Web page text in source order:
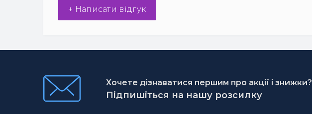
+ Написати відгук
Хочете дізнаватися першим про акції і знижки?
Підпишіться на нашу розсилку